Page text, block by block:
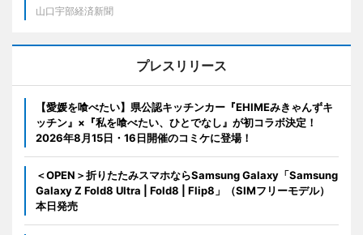
山口宇部経済新聞
プレスリリース
【愛媛を喰べたい】県公認キッチンカー『EHIMEみきゃんずキ
ッチン』×『私を喰べたい、ひとでなし』が初コラボ決定！
2026年8月15日・16日開催のコミケに登場！
＜OPEN＞折りたたみスマホならSamsung Galaxy「Samsung
Galaxy Z Fold8 Ultra | Fold8 | Flip8」（SIMフリーモデル）
本日発売